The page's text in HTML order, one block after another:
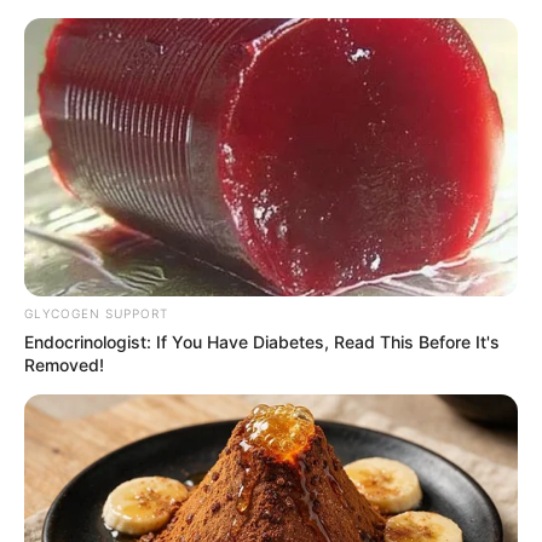
Yeni təyin olunan müavin KİMDİR?
FOTO
Bakıdakı kütləvi dava ilə bağlı DİN-dən
AÇIQLAMA
GLYCOGEN SUPPORT
Endocrinologist: If You Have Diabetes, Read This Before It's
Removed!